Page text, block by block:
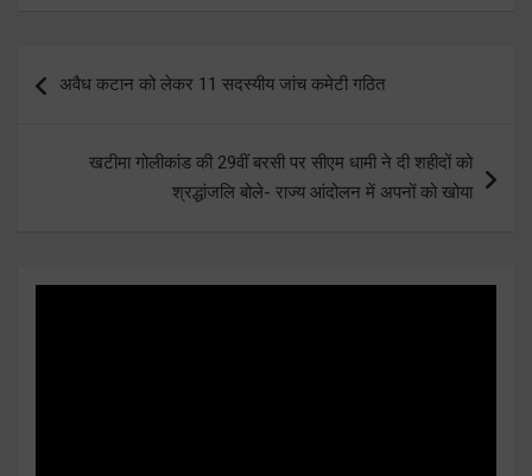
navigation
अवैध कटान को लेकर 11 सदस्यीय जांच कमेटी गठित
खटीमा गोलीकांड की 29वीं बरसी पर सीएम धामी ने दी शहीदों को
श्रद्धांजलि बोले- राज्य आंदोलन में अपनों को खोया